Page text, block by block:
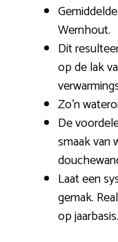
Wernhout.
Dit
op de lak
Zo’n
De
smaak van
Laat een
gemak.
op jaarbasis.